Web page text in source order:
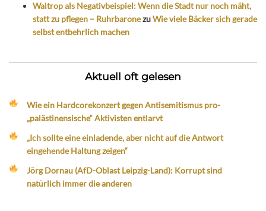
Waltrop als Negativbeispiel: Wenn die Stadt nur noch mäht,
statt zu pflegen – RuhrbaronezuWie viele Bäcker sich gerade
selbst entbehrlich machen
Aktuell oft gelesen
Wie ein Hardcorekonzert gegen Antisemitismus pro-
„palästinensische“ Aktivisten entlarvt
„Ich sollte eine einladende, aber nicht auf die Antwort
eingehende Haltung zeigen“
Jörg Dornau (AfD-Oblast Leipzig-Land): Korrupt sind
natürlich immer die anderen